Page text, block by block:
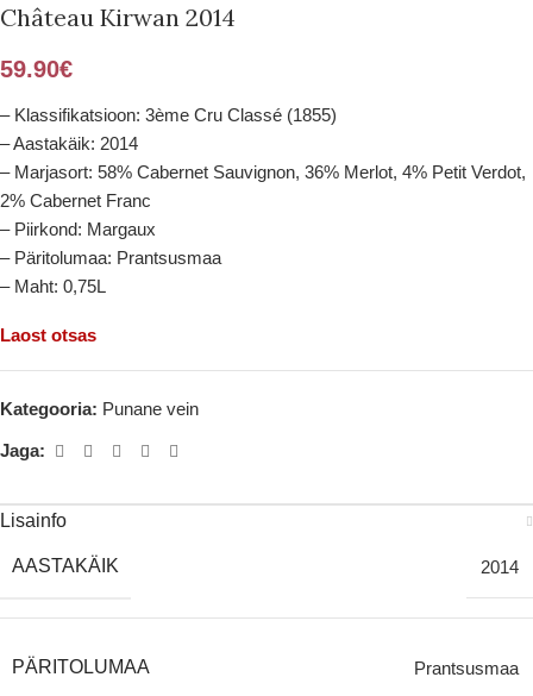
Château Kirwan 2014
59.90€
– Klassifikatsioon: 3ème Cru Classé (1855)
– Aastakäik: 2014
– Marjasort: 58% Cabernet Sauvignon, 36% Merlot, 4% Petit Verdot,
2% Cabernet Franc
– Piirkond: Margaux
– Päritolumaa: Prantsusmaa
– Maht: 0,75L
Laost otsas
Kategooria: Punane vein
Jaga:
Lisainfo
AASTAKÄIK 2014
PÄRITOLUMAA Prantsusmaa